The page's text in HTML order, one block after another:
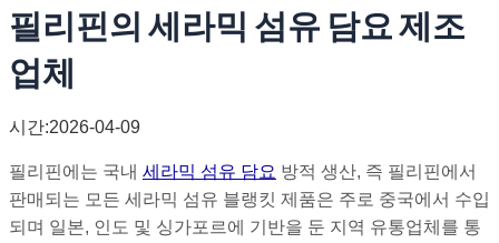
필리핀의 세라믹 섬유 담요 제조
업체
시간:2026-04-09
필리핀에는 국내 세라믹 섬유 담요 방적 생산, 즉 필리핀에서
판매되는 모든 세라믹 섬유 블랭킷 제품은 주로 중국에서 수입
되며 일본, 인도 및 싱가포르에 기반을 둔 지역 유통업체를 통